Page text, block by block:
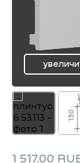
ru
130
1 517.00